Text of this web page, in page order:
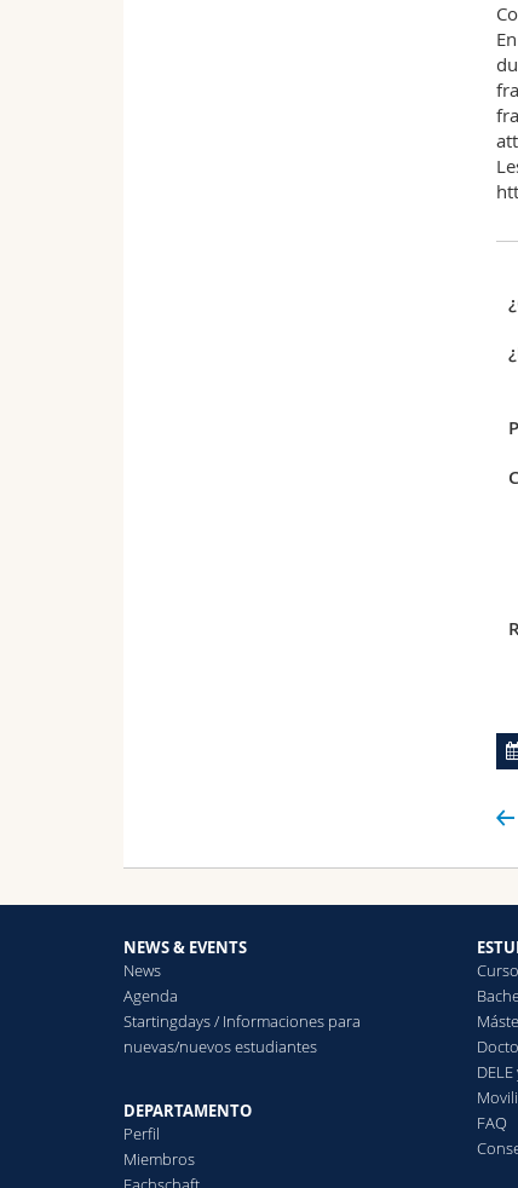
NEWS & EVENTS
News
Agenda
Startingdays / Informaciones para
nuevas/nuevos estudiantes
DEPARTAMENTO
Perfil
Miembros
DELE
FAQ